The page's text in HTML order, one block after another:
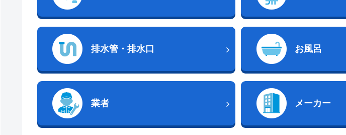
排水管・排水口 お風呂
業者 メーカー